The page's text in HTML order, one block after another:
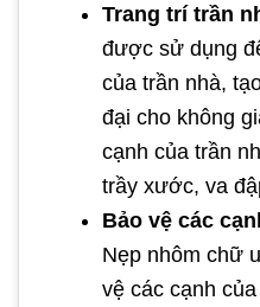
Trang trí trần
được sử dụng
của trần nhà,
đại cho không
cạnh của trần
trầy xước, va
Bảo vệ các
Nẹp nhôm chữ
vệ các cạnh